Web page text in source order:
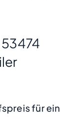
für ein